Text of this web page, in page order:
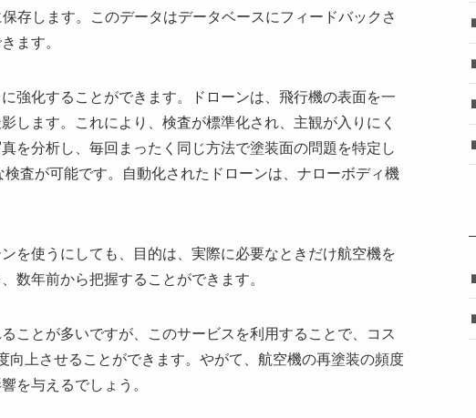
存します。このデータはデータベースにフィードバックさ
ます。
強化することができます。ドローンは、飛行機の表面を一
します。これにより、検査が標準化され、主観が入りにく
を分析し、毎回まったく同じ方法で塗装面の問題を特定し
査が可能です。自動化されたドローンは、ナローボディ機
を使うにしても、目的は、実際に必要なときだけ航空機を
数年前から把握することができます。
ことが多いですが、このサービスを利用することで、コス
向上させることができます。やがて、航空機の再塗装の頻度
を与えるでしょう。